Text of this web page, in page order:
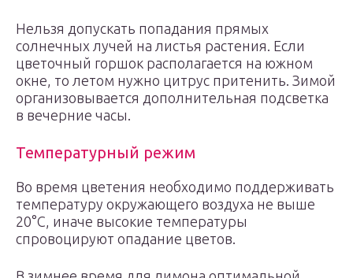
Нельзя допускать попадания прямых
солнечных лучей на листья растения. Если
цветочный горшок располагается на южном
окне, то летом нужно цитрус притенить. Зимой
организовывается дополнительная подсветка
в вечерние часы.
Температурный режим
Во время цветения необходимо поддерживать
температуру окружающего воздуха не выше
20°С, иначе высокие температуры
спровоцируют опадание цветов.